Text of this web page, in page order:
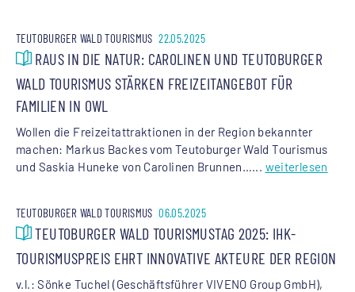
TEUTOBURGER WALD TOURISMUS 22.05.2025
RAUS IN DIE NATUR: CAROLINEN UND TEUTOBURGER
WALD TOURISMUS STÄRKEN FREIZEITANGEBOT FÜR
FAMILIEN IN OWL
Wollen die Freizeitattraktionen in der Region bekannter
machen: Markus Backes vom Teutoburger Wald Tourismus
und Saskia Huneke von Carolinen Brunnen…... weiterlesen
TEUTOBURGER WALD TOURISMUS 06.05.2025
TEUTOBURGER WALD TOURISMUSTAG 2025: IHK-
TOURISMUSPREIS EHRT INNOVATIVE AKTEURE DER REGION
v.l.: Sönke Tuchel (Geschäftsführer VIVENO Group GmbH),